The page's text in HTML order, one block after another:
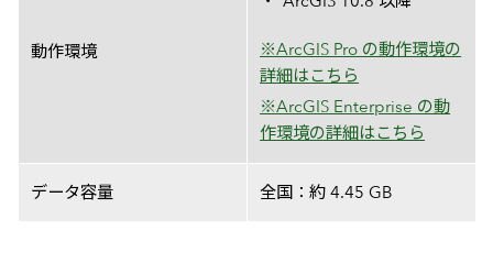
動作環境
※ArcGIS Pro の動作環境の
詳細はこちら
※ArcGIS Enterprise の動
作環境の詳細はこちら
データ容量 全国：約 4.45 GB